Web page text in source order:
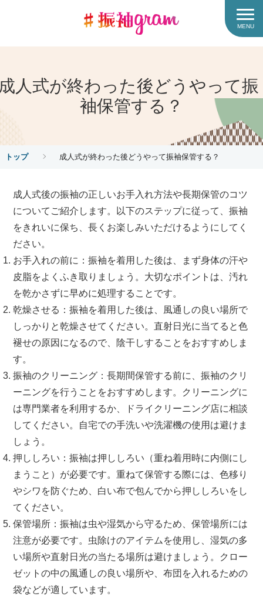
MENU
人式が終わった後どうやって振
袖保管する？
トップ 成人式が終わった後どうやって振袖保管する？
成人式後の振袖の正しいお手入れ方法や長期保管のコツ
についてご紹介します。以下のステップに従って、振袖
をきれいに保ち、長くお楽しみいただけるようにしてく
ださい。
お手入れの前に：振袖を着用した後は、まず身体の汗や
皮脂をよくふき取りましょう。大切なポイントは、汚れ
を乾かさずに早めに処理することです。
乾燥させる：振袖を着用した後は、風通しの良い場所で
しっかりと乾燥させてください。直射日光に当てると色
褪せの原因になるので、陰干しすることをおすすめしま
す。
振袖のクリーニング：長期間保管する前に、振袖のクリ
ーニングを行うことをおすすめします。クリーニングに
は専門業者を利用するか、ドライクリーニング店に相談
してください。自宅での手洗いや洗濯機の使用は避けま
しょう。
押ししろい：振袖は押ししろい（重ね着用時に内側にし
まうこと）が必要です。重ねて保管する際には、色移り
やシワを防ぐため、白い布で包んでから押ししろいをし
てください。
保管場所：振袖は虫や湿気から守るため、保管場所には
注意が必要です。虫除けのアイテムを使用し、湿気の多
い場所や直射日光の当たる場所は避けましょう。クロー
ゼットの中の風通しの良い場所や、布団を入れるための
袋などが適しています。